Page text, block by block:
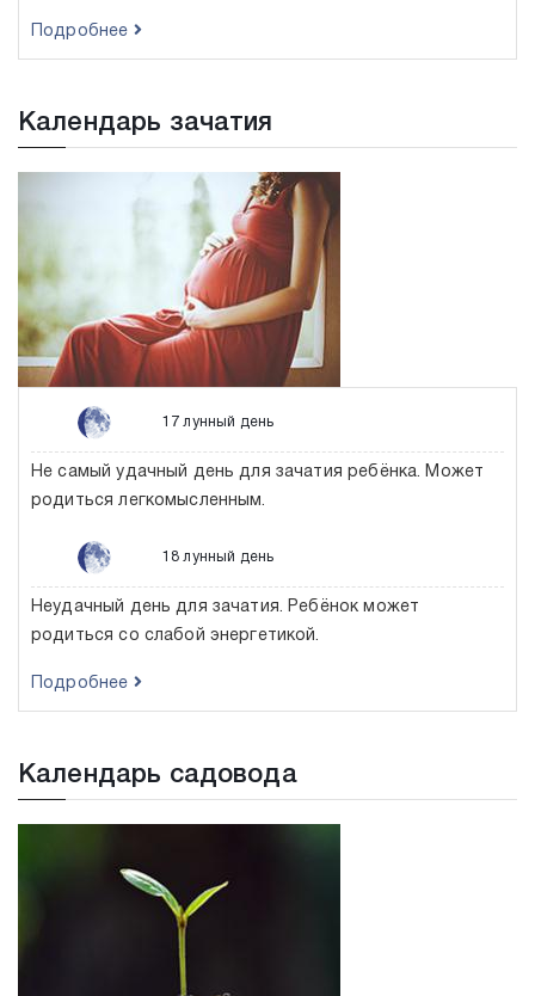
Подробнее
Календарь зачатия
17 лунный день
Не самый удачный день для зачатия ребёнка. Может
родиться легкомысленным.
18 лунный день
Неудачный день для зачатия. Ребёнок может
родиться со слабой энергетикой.
Подробнее
Календарь садовода